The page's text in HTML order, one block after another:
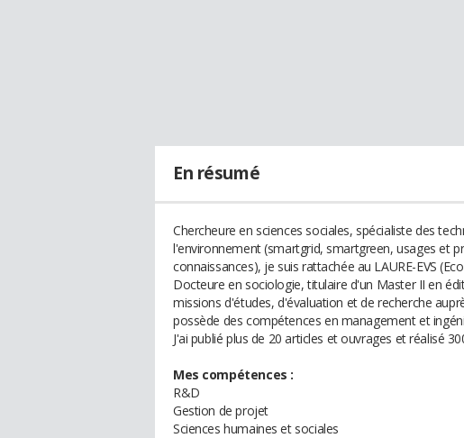
En résumé
Chercheure en sciences sociales, spécialiste des
l'environnement (smartgrid, smartgreen, usages et
connaissances), je suis rattachée au LAURE-EVS
Docteure en sociologie, titulaire d'un Master II en
missions d'études, d'évaluation et de recherche
possède des compétences en management et
J'ai publié plus de 20 articles et ouvrages et réalisé
Mes compétences :
R&D
Gestion de projet
Sciences humaines et sociales